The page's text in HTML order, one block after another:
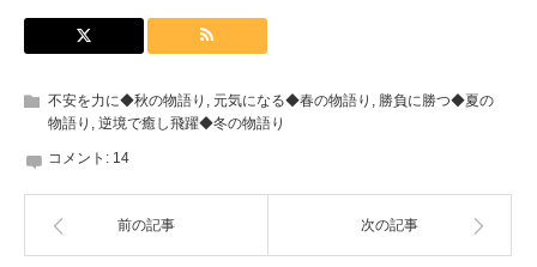
不安を力に◆秋の物語り , 元気になる◆春の物語り , 勝負に勝つ◆夏の
物語り , 逆境で癒し飛躍◆冬の物語り
コメント: 14
前の記事 次の記事